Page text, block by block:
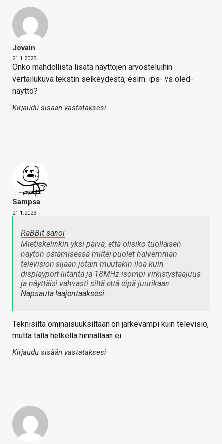
Jovain
21.1.2023
Onko mahdollista lisätä näyttöjen arvosteluihin
vertailukuva tekstin selkeydestä, esim. ips- vs oled-
näyttö?
Kirjaudu sisään vastataksesi
Sampsa
21.1.2023
RaBBit sanoi
Mietiskelinkin yksi päivä, että olisiko tuollaisen
näytön ostamisessa miltei puolet halvemman
television sijaan jotain muutakin iloa kuin
displayport-liitäntä ja 18MHz isompi virkistystaajuus
ja näyttäisi vahvasti siltä että eipä juurikaan.
Napsauta laajentaaksesi…
Teknisiltä ominaisuuksiltaan on järkevämpi kuin televisio,
mutta tällä hetkellä hinnallaan ei.
Kirjaudu sisään vastataksesi